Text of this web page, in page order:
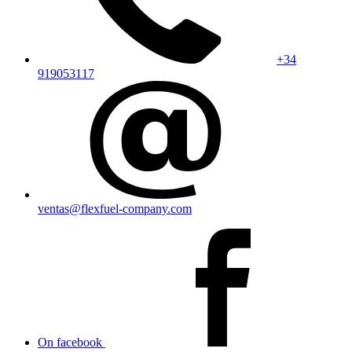
+34
919053117
ventas@flexfuel-company.com
On facebook